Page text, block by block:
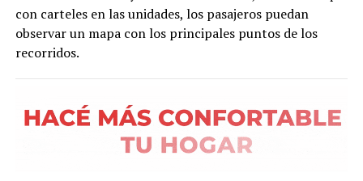
con carteles en las unidades, los pasajeros puedan
observar un mapa con los principales puntos de los
recorridos.